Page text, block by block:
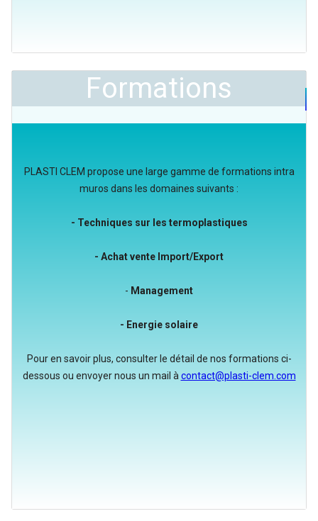
Formations
PLASTI CLEM propose une large gamme de formations intra
muros dans les domaines suivants :
- Techniques sur les termoplastiques
- Achat vente Import/Export
- Management
- Energie solaire
Pour en savoir plus, consulter le détail de nos formations ci-
dessous ou envoyer nous un mail à contact@plasti-clem.com